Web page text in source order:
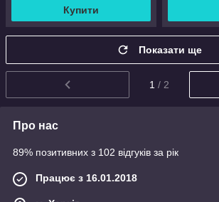
Купити
Показати ще
1 / 2
Про нас
89% позитивних з 102 відгуків за рік
Працює з 16.01.2018